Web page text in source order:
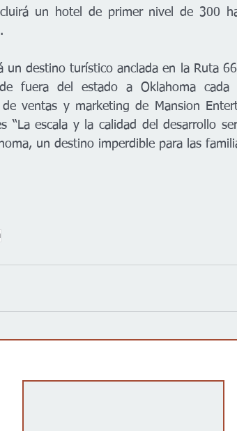
un hotel de primer nivel de 300
un destino turístico anclada en la Ruta
fuera del estado a Oklahoma cada
ventas y marketing de Mansion
“La escala y la calidad del desarrollo
un destino imperdible para las